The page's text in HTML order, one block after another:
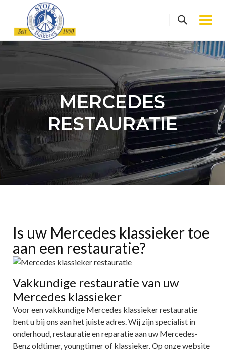
content
MERCEDES
RESTAURATIE
Is uw Mercedes klassieker toe
aan een restauratie?
Vakkundige restauratie van uw
Mercedes klassieker
Voor een vakkundige Mercedes klassieker restauratie
bent u bij ons aan het juiste adres. Wij zijn specialist in
onderhoud, restauratie en reparatie aan uw Mercedes-
Benz oldtimer, youngtimer of klassieker. Op onze website